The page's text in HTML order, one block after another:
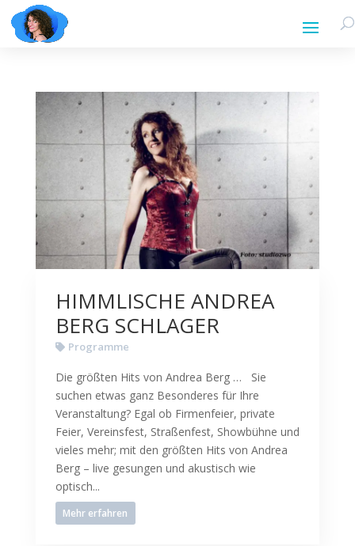
HIMMLISCHE ANDREA
BERG SCHLAGER
Programme
Die größten Hits von Andrea Berg … Sie
suchen etwas ganz Besonderes für Ihre
Veranstaltung? Egal ob Firmenfeier, private
Feier, Vereinsfest, Straßenfest, Showbühne und
vieles mehr; mit den größten Hits von Andrea
Berg – live gesungen und akustisch wie
optisch...
Mehr erfahren